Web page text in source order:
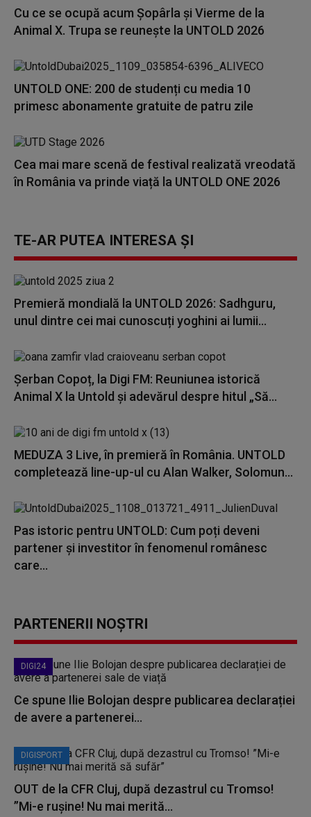
Cu ce se ocupă acum Șopârla și Vierme de la
Animal X. Trupa se reunește la UNTOLD 2026
UNTOLD ONE: 200 de studenți cu media 10
primesc abonamente gratuite de patru zile
Cea mai mare scenă de festival realizată vreodată
în România va prinde viață la UNTOLD ONE 2026
TE-AR PUTEA INTERESA ȘI
Premieră mondială la UNTOLD 2026: Sadhguru,
unul dintre cei mai cunoscuți yoghini ai lumii...
Șerban Copoț, la Digi FM: Reuniunea istorică
Animal X la Untold și adevărul despre hitul „Să...
MEDUZA 3 Live, în premieră în România. UNTOLD
completează line-up-ul cu Alan Walker, Solomun...
Pas istoric pentru UNTOLD: Cum poți deveni
partener și investitor în fenomenul românesc
care...
PARTENERII NOȘTRI
DIGI24
Ce spune Ilie Bolojan despre publicarea declarației
de avere a partenerei...
DIGISPORT
OUT de la CFR Cluj, după dezastrul cu Tromso!
”Mi-e rușine! Nu mai merită...